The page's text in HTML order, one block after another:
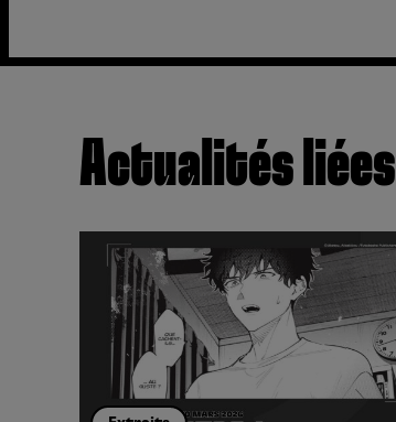
Actualités liées